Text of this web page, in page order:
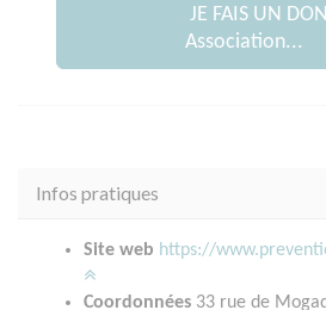
JE FAIS UN
Association...
Infos pratiques
Site web https://
Coordonnées 33 rue de